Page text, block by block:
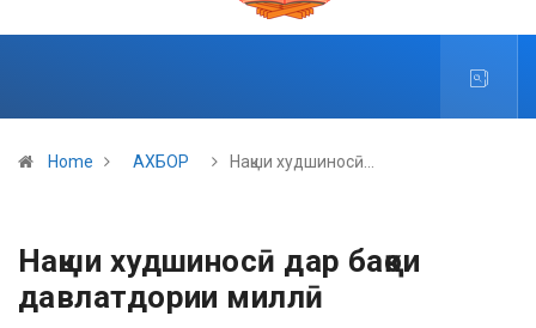
Home АХБОР Нақши худшиносӣ…
Нақши худшиносӣ дар бақои
давлатдории миллӣ